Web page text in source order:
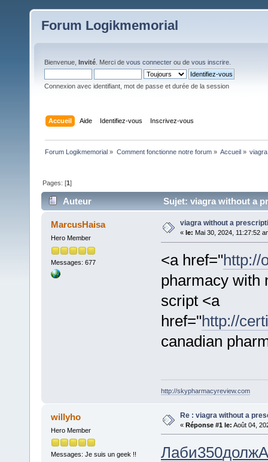
Forum Logikmemorial
Bienvenue, Invité . Merci de vous connecter ou de vous inscrire
Connexion avec identifiant, mot de passe et durée de la session
Accueil Aide Identifiez-vous Inscrivez-vous
Forum Logikmemorial » Comment fonctionne notre forum» Accueil»
Pages: [1]
Auteur Sujet: viagra without a
MarcusHaisa
Hero Member
Messages: 677
viagra without a
« le: Mai 30, 2024, 11:27:52
<a href="http://
pharmacy with
script <a
href="http://
canadian
http://skypharmacyreview.com
willyho
Hero Member
Messages: Je suis un geek !!
Re : viagra without a
« Réponse #1 le: Août 04,
Лаби350долж